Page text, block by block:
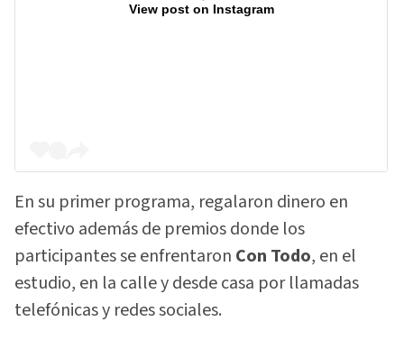
View post on Instagram
En su primer programa, regalaron dinero en
efectivo además de premios donde los
participantes se enfrentaron Con Todo, en el
estudio, en la calle y desde casa por llamadas
telefónicas y redes sociales.